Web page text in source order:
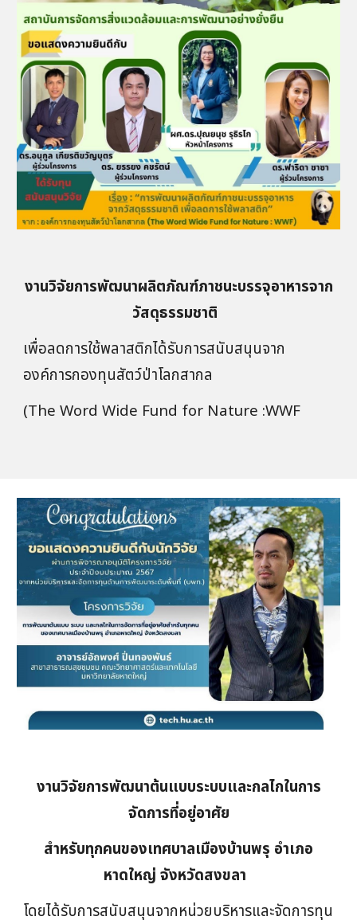
งานวิจัยการพัฒนาผลิตภัณฑ์ภาชนะบรรจุอาหารจาก
วัสดุธรรมชาติ
เพื่อลดการใช้พลาสติกได้รับการสนับสนุนจาก
องค์การกองทุนสัตว์ป่าโลกสากล
(The Word Wide Fund for Nature :WWF
งานวิจัยการพัฒนาต้นแบบระบบและกลไกในการ
จัดการที่อยู่อาศัย
สำหรับทุกคนของเทศบาลเมืองบ้านพรุ อำเภอ
หาดใหญ่ จังหวัดสงขลา
โดยได้รับการสนับสนุนจากหน่วยบริหารและจัดการทุน